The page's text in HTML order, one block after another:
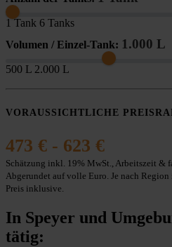
1 Tank 6 Tanks
Volumen / Einzel-Tank: 1.000 L
500 L 2.000 L
VORAUSSICHTLICHE
473 € - 623 €
Schätzung inkl. 19% MwSt., Arbeitszeit &
Abgerundet auf volle Euro. Je nach
Preis inklusive.
In Speyer und
tätig: